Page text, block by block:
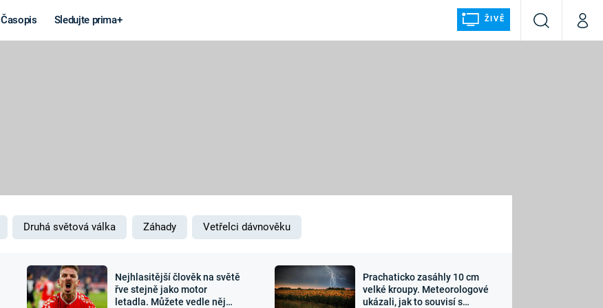
Časopis Sledujte prima+ ŽIVĚ
VyhledáváníMůj
MARS
Záhady a
Zajímavosti Sledujte nás
Druhá světová válka Záhady Vetřelci dávnověku
Nejhlasitější člověk na světě
řve stejně jako motor
letadla. Můžete vedle něj
Prachaticko zasáhly 10 cm
velké kroupy. Meteorologové
ukázali, jak to souvisí s